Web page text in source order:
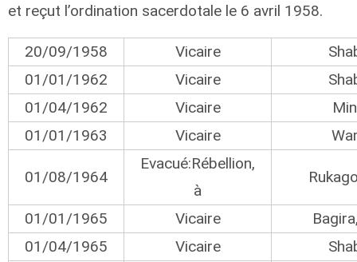
et reçut l’ordination sacerdotale le 6 avril 1958.
20/09/1958 Vicaire
01/01/1962
Vicaire
01/04/1962
Vicaire
01/01/1963
Vicaire
01/08/1964
Evacué:Rébellion,
à
01/01/1965 Vicaire
01/04/1965
Vicaire